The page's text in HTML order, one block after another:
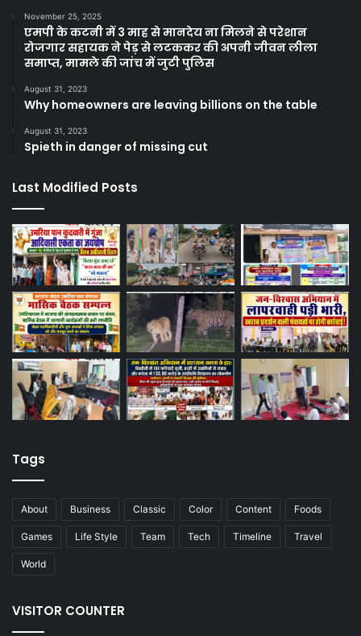
November 25, 2025
एमपी के कटनी में 3 माह से मानदेय ना मिलने से परेशान
रोजगार सहायक ने पेड़ से लटककर की अपनी जीवन लीला
समाप्त, मामले की जांच में जुटी पुलिस
August 31, 2023
Why homeowners are leaving billions on the table
August 31, 2023
Spieth in danger of missing cut
Last Modified Posts
Tags
About Business Classic Color Content Foods
Games Life Style Team Tech Timeline Travel
World
VISITOR COUNTER